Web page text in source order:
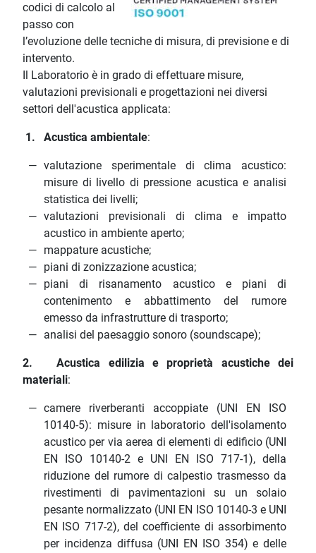
codici di calcolo al
passo con
l’evoluzione delle tecniche di misura, di previsione e di
intervento.
Il Laboratorio è in grado di effettuare misure,
valutazioni previsionali e progettazioni nei diversi
settori dell'acustica applicata:
1. Acustica ambientale:
valutazione sperimentale di clima acustico:
misure di livello di pressione acustica e analisi
statistica dei livelli;
valutazioni previsionali di clima e impatto
acustico in ambiente aperto;
mappature acustiche;
piani di zonizzazione acustica;
piani di risanamento acustico e piani di
contenimento e abbattimento del rumore
emesso da infrastrutture di trasporto;
analisi del paesaggio sonoro (soundscape);
2. Acustica edilizia e proprietà acustiche dei
materiali:
camere riverberanti accoppiate (UNI EN ISO
10140-5): misure in laboratorio dell'isolamento
acustico per via aerea di elementi di edificio (UNI
EN ISO 10140-2 e UNI EN ISO 717-1), della
riduzione del rumore di calpestio trasmesso da
rivestimenti di pavimentazioni su un solaio
pesante normalizzato (UNI EN ISO 10140-3 e UNI
EN ISO 717-2), del coefficiente di assorbimento
per incidenza diffusa (UNI EN ISO 354) e delle